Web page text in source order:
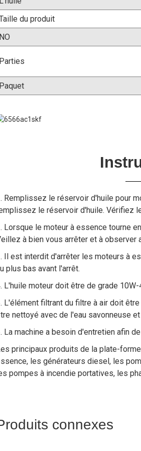
du produit
Remplissez le réservoir d'huile pour
le réservoir d'huile. Vérifiez
Lorsque le moteur à essence tourne
à bien vous arrêter et à observer
Il est interdit d'arrêter les moteurs à
plus bas avant l'arrêt.
L'huile moteur doit être de grade
L'élément filtrant du filtre à air doit
nettoyé avec de l'eau savonneuse
La machine a besoin d'entretien afin
principaux produits de la plate-
les générateurs diesel, les
pompes à incendie portatives, les
connexes